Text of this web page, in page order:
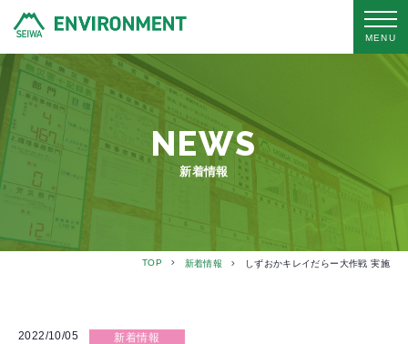
MENU
NEWS
新着情報
TOP 新着情報 しずおかキレイだらー大作戦 実施
2022/10/05 新着情報